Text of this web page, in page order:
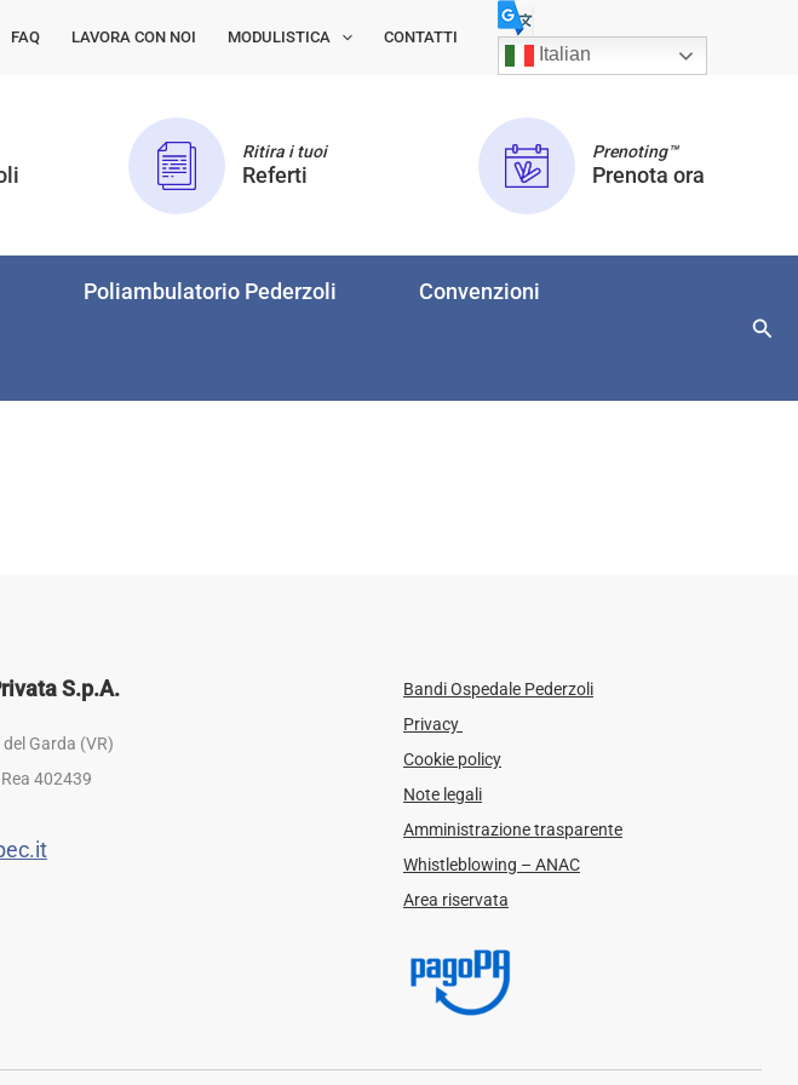
FAQ LAVORA CON NOI MODULISTICA CONTATTI
Italian
Ritira i tuoi
Referti
Prenoting™
Prenota ora
Poliambulatorio Pederzoli Convenzioni
S.p.A.
Garda (VR)
402439
Bandi Ospedale Pederzoli
Privacy
Cookie policy
Note legali
Amministrazione trasparente
Whistleblowing – ANAC
Area riservata